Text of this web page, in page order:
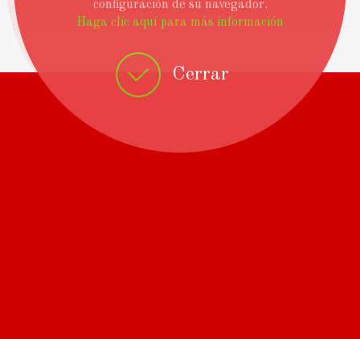
Cerrar
configuración de su navegador.
Haga clic aquí para más información